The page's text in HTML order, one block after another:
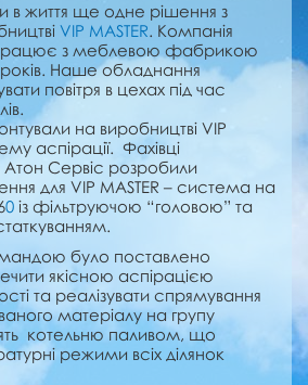
в життя ще одне рішення з
VIP MASTER. Компанія
з меблевою фабрикою
років. Наше обладнання
повітря в цехах під час
на виробництві VIP
аспірації. Фахівці
Сервіс розробили
для VIP MASTER – система на
0 із фільтруючою “головою” та
було поставлено
якісною аспірацією
та реалізувати спрямування
матеріалу на групу
котельню паливом, що
режими всіх ділянок